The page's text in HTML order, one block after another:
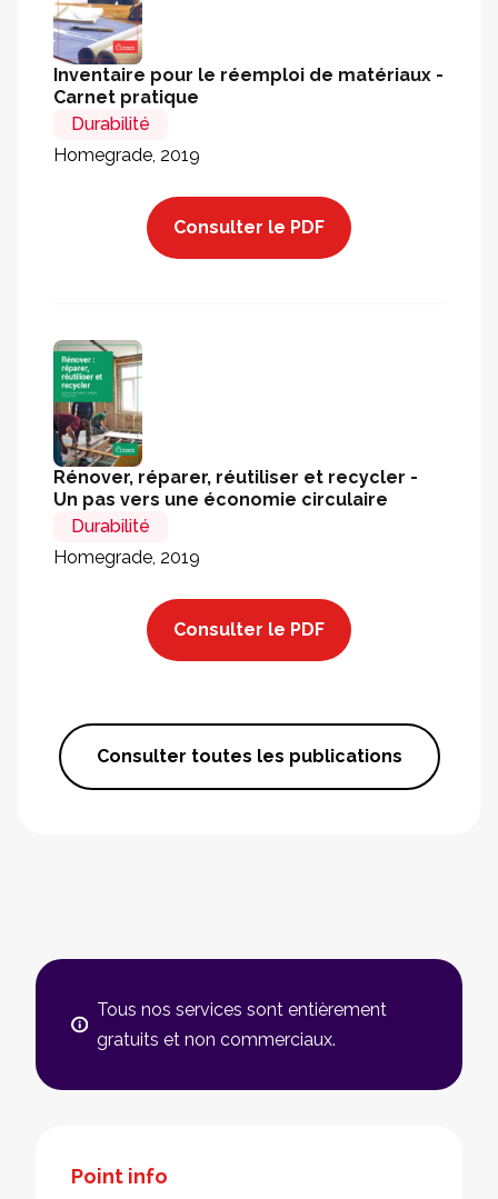
Inventaire pour le réemploi de matériaux -
Carnet pratique
Durabilité
Homegrade, 2019
Consulter le PDF
Rénover, réparer, réutiliser et recycler -
Un pas vers une économie circulaire
Durabilité
Homegrade, 2019
Consulter le PDF
Consulter toutes les publications
Tous nos services sont entièrement
gratuits et non commerciaux.
Point info